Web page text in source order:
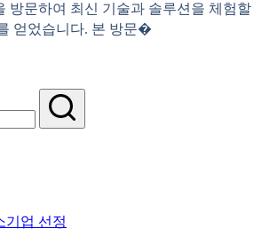
방문하여 최신 기술과 솔루션을 체험할
얻었습니다. 본 방문�
기업 선정